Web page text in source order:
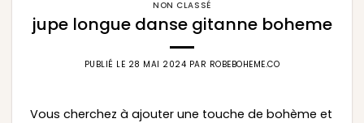
NON CLASSÉ
jupe longue danse gitanne boheme
PUBLIÉ LE 28 MAI 2024 PAR ROBEBOHEME.CO
Vous cherchez à ajouter une touche de bohème et